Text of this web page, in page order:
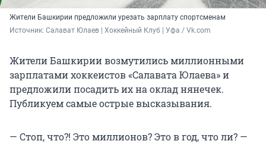
Жители Башкирии предложили урезать зарплату спортсменам
Источник: Салават Юлаев | Хоккейный Клуб | Уфа / Vk.com
Жители Башкирии возмутились миллионными
зарплатами хоккеистов «Салавата Юлаева» и
предложили посадить их на оклад нянечек.
Публикуем самые острые высказывания.
— Стоп, что?! Это миллионов? Это в год, что ли? —